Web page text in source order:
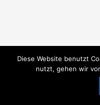
Diese Website benutzt
nutzt, gehen wir